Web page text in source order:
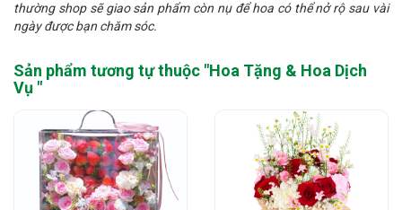
thường shop sẽ giao sản phẩm còn nụ để hoa có thể nở rộ sau vài
ngày được bạn chăm sóc.
Sản phẩm tương tự thuộc "Hoa Tặng & Hoa Dịch
Vụ "